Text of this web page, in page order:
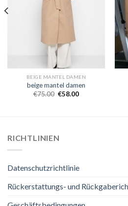
BEIGE MANTEL DAMEN
beige mantel damen
€75.00 €58.00
RICHTLINIEN
Datenschutzrichtlinie
Rückerstattungs- und